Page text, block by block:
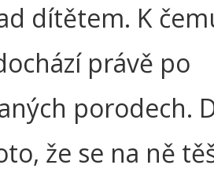
dítětem. K
právě po
porodech.
že se na ně